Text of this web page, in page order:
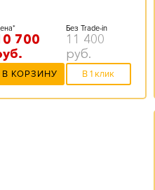
700
Без Trade-in
11 400
руб.
В КОРЗИНУ В 1 клик